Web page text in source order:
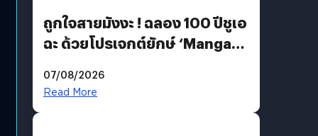
ถูกใจสายมังงะ ! ฉลอง 100 ปีชูเอ
ฉะ ด้วยโปรเจกต์ยักษ์ ‘Manga
มีภาษาไทยด้วย
07/08/2026
Read More